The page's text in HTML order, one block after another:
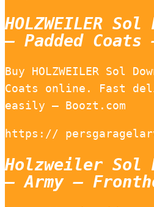
HOLZWEILER
– Padded Coats
Buy HOLZWEILER Sol
Coats online. Fast
easily – Boozt.com
https://
Holzweiler Sol
– Army –